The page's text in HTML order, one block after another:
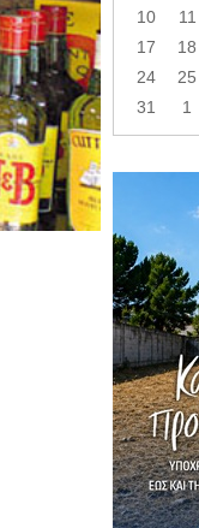
10
11
17
18
24
25
31
1